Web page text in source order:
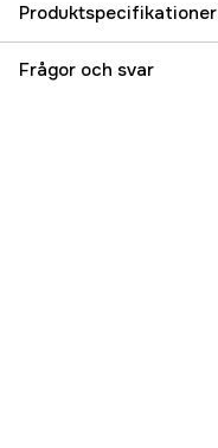
Produktspecifikationer
Referensnummer
Frågor och svar